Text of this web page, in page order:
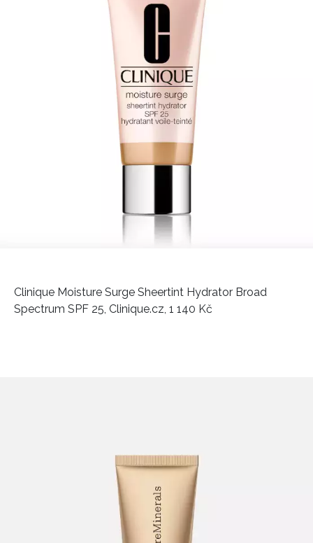
Clinique Moisture Surge Sheertint Hydrator Broad
Spectrum SPF 25, Clinique.cz, 1 140 Kč